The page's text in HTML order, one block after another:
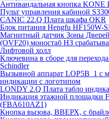
Антивандальная кнопка KONE
Пульт управления кабиной
CANIC 22.Q Плата шкафа OKR
Блок питания Hengfu HF150W-
Магнитный датчик Зоны
(OVF20) моностаб НЗ
Лифтовой холл
Ключевина в сборе для
Schindler
Вызывной аппарат LOP5B_1 с
индикации с логотипом
LONDY 2.Q Плата табло
Индикация этажной площадки
(FBA610AZ1)
Кнопка вызова, ВВЕРХ, с